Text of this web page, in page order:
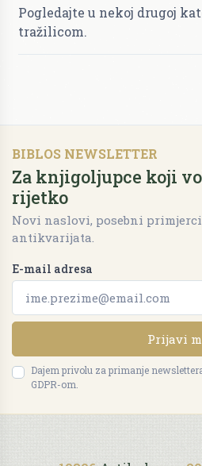
Pogledajte u nekoj drugoj
tražilicom.
BIBLOS NEWSLETTER
Za knjigoljupce koji
rijetko
Novi naslovi, posebni
antikvarijata.
E-mail adresa
Prijavi
Dajem privolu za primanje
GDPR-om.